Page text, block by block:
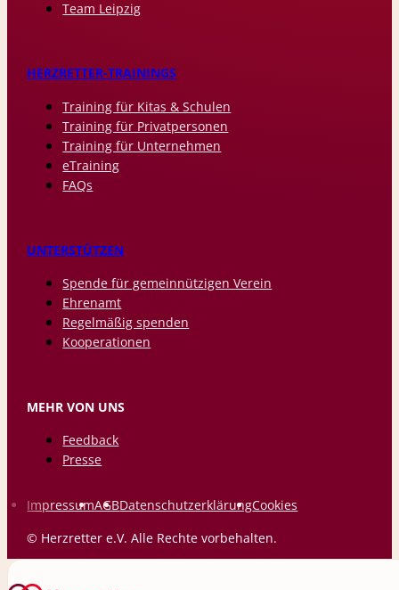
Team Leipzig
HERZRETTER-TRAININGS
Training für Kitas & Schulen
Training für Privatpersonen
Training für Unternehmen
eTraining
FAQs
UNTERSTÜTZEN
Spende für gemeinnützigen Verein
Ehrenamt
Regelmäßig spenden
Kooperationen
MEHR VON UNS
Feedback
Presse
ImpressumAGBDatenschutzerklärungCookies
© Herzretter e.V. Alle Rechte vorbehalten.